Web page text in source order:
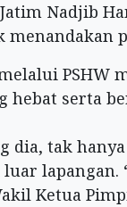
Jatim Nadjib
PSHW
hebat serta
dia, tak
lapangan.
Ketua